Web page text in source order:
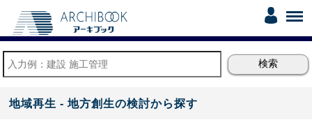
地域再生 - 地方創生の検討から探す